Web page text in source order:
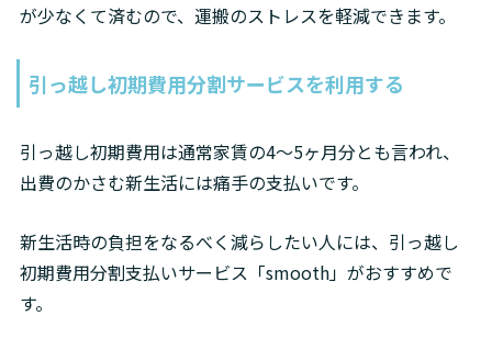
が少なくて済むので、運搬のストレスを軽減できます。
引っ越し初期費用分割サービスを利用する
引っ越し初期費用は通常家賃の4～5ヶ月分とも言われ、
出費のかさむ新生活には痛手の支払いです。
新生活時の負担をなるべく減らしたい人には、引っ越し
初期費用分割支払いサービス「smooth」がおすすめで
す。